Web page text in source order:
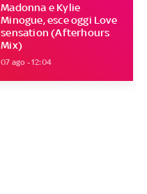
Madonna e Kylie
Minogue, esce oggi Love
sensation (Afterhours
Mix)
07 ago - 12:04